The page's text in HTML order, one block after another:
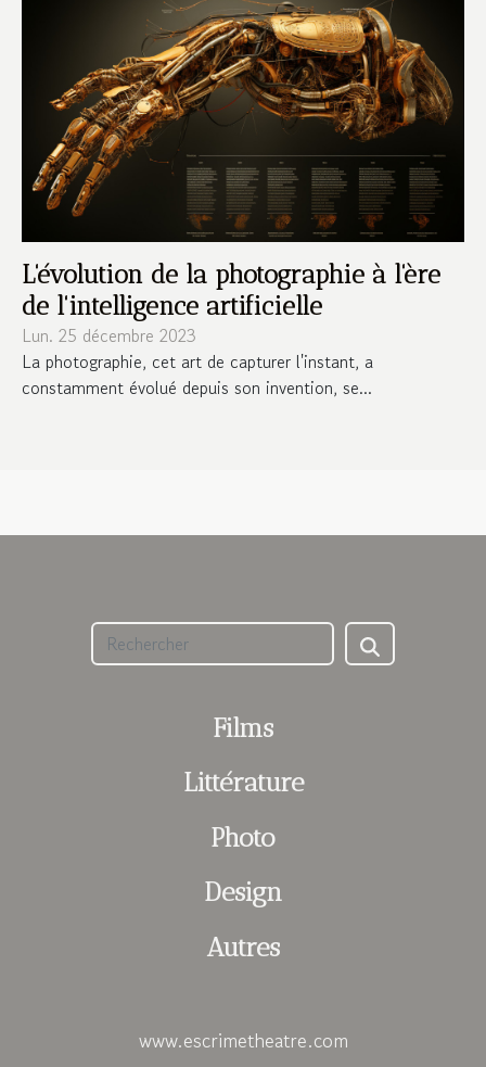
L'évolution de la photographie à l'ère
de l'intelligence artificielle
Lun. 25 décembre 2023
La photographie, cet art de capturer l'instant, a
constamment évolué depuis son invention, se...
Films
Littérature
Photo
Design
Autres
www.escrimetheatre.com